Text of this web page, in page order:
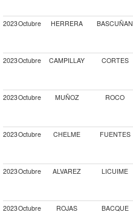
2023Octubre HERRERA BASCUÑAN
2023Octubre CAMPILLAY CORTES
2023Octubre MUÑOZ ROCO
2023Octubre CHELME FUENTES
2023Octubre ALVAREZ LICUIME
2023Octubre ROJAS BACQUE